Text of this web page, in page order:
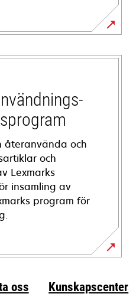
återanvända och
och
Lexmarks
insamling av
program för
oss Kunskapscenter